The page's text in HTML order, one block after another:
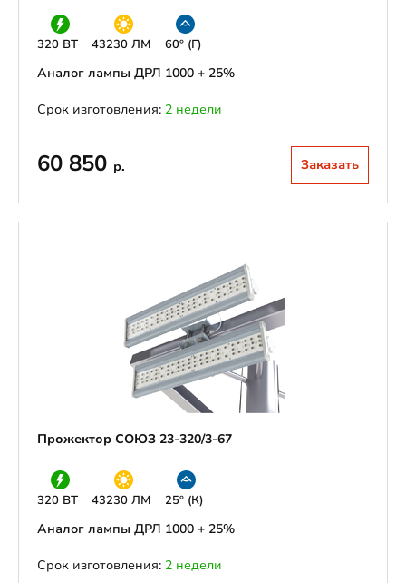
320 ВТ 43230 ЛМ 60° (Г)
Аналог лампы ДРЛ 1000 + 25%
Срок изготовления: 2 недели
60 850 р. Заказать
Прожектор СОЮЗ 23-320/3-67
320 ВТ 43230 ЛМ 25° (К)
Аналог лампы ДРЛ 1000 + 25%
Срок изготовления: 2 недели